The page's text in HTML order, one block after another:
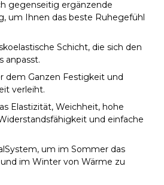
gegenseitig ergänzende
um Ihnen das beste Ruhegefühl
Schicht, die sich den
anpasst.
dem Ganzen Festigkeit und
verleiht.
Elastizität, Weichheit, hohe
und einfache
um im Sommer das
im Winter von Wärme zu